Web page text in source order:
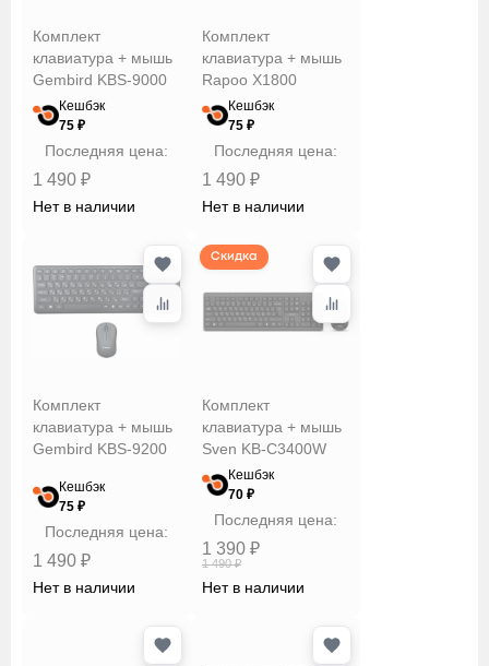
Philips
Rapoo
Sven
Zalman
Гарнизон
Влагозащита
Подсветка
Тип
Тип
подключения
Комплект
клавиатура + мышь
Gembird KBS-9000
Кешбэк
75 ₽
Последняя цена:
1 490 ₽
Нет в наличии
Комплект
клавиатура + мышь
Rapoo X1800
Кешбэк
75 ₽
Последняя цена:
1 490 ₽
Нет в наличии
Комплект
клавиатура + мышь
Gembird KBS-9200
Кешбэк
75 ₽
Последняя цена:
1 490 ₽
Нет в наличии
Скидка
Комплект
клавиатура + мышь
Sven KB-C3400W
Кешбэк
70 ₽
Последняя цена:
1 390 ₽
1 490 ₽
Нет в наличии